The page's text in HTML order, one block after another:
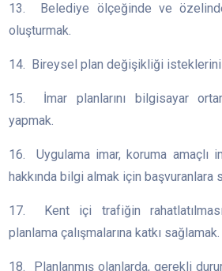
13. Belediye ölçeğinde ve
oluşturmak.
14. Bireysel plan değişikliği
15. İmar planlarını bilgisayar
yapmak.
16. Uygulama imar, koruma amaçlı
hakkında bilgi almak için
17. Kent içi trafiğin
planlama çalışmalarına katkı sağlamak.
18. Planlanmış olanlarda, gerekli